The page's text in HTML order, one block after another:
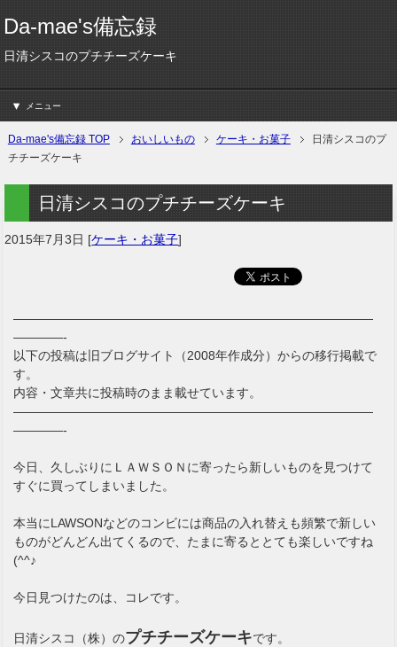
Da-mae's備忘録
日清シスコのプチチーズケーキ
メニュー
Da-mae's備忘録 TOP おいしいもの ケーキ・お菓子
日清シスコのプ
チチーズケーキ
日清シスコのプチチーズケーキ
2015年7月3日 [ケーキ・お菓子]
—————————————————————————————
————-
以下の投稿は旧ブログサイト（2008年作成分）からの移行掲載で
す。
内容・文章共に投稿時のまま載せています。
—————————————————————————————
————-
今日、久しぶりにＬＡＷＳＯＮに寄ったら新しいものを見つけて
すぐに買ってしまいました。
本当にLAWSONなどのコンビには商品の入れ替えも頻繁で新しい
ものがどんどん出てくるので、たまに寄るととても楽しいですね
(^^♪
今日見つけたのは、コレです。
日清シスコ（株）のプチチーズケーキです。